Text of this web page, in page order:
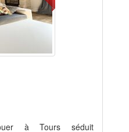
à Tours séduit